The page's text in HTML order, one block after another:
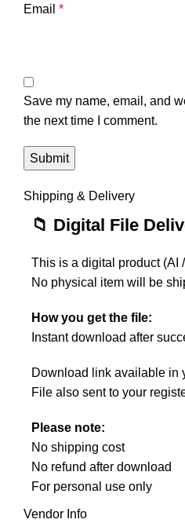
Email *
Save my name, email, and
the next time I comment.
Shipping & Delivery
📁 Digital File
This is a digital product (AI
No physical item will be
How you get the file:
Instant download after
Download link available in
File also sent to your
Please note:
No shipping cost
No refund after download
For personal use only
Vendor Info